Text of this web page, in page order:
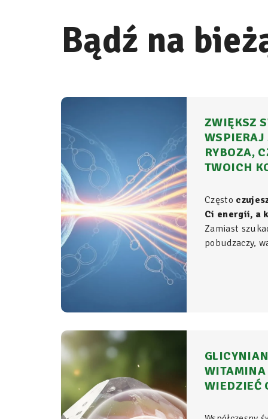
Bądź na
ZWIĘKSZ
WSPIERAJ
RYBOZA,
TWOICH
Często
Ci energii, a
Zamiast
pobudzaczy,
organizmie -
WITAMINA
WIEDZIEĆ